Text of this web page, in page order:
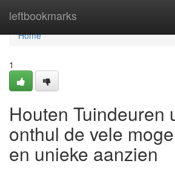
leftbookmarks
Home
Home
1
Houten Tuindeuren
onthul de vele
en unieke aanzien